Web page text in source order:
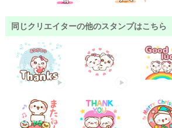
同じクリエイターの他のスタンプはこちら